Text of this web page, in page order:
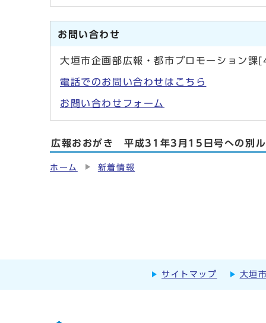
お問い合わせ
大垣市企画部広報・都市プロモーション課
電話でのお問い合わせはこちら
お問い合わせフォーム
広報おおがき 平成31年3月15日号への別
ホーム 新着情報
サイトマップ 大垣